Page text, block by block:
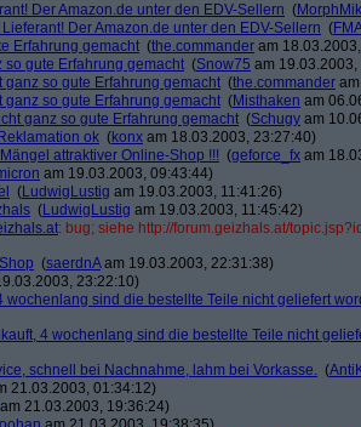
Der Amazon.de unter den EDV-Sellern (
Der Amazon.de unter den EDV-Sellern (
Erfahrung gemacht (the.commander am
so gute Erfahrung gemacht (Snow75 am
ganz so gute Erfahrung gemacht (the.commander
ganz so gute Erfahrung gemacht (Misthaken am
ganz so gute Erfahrung gemacht (Schugy am
ok (konx am 18.03.2003, 23:27:40)
attraktiver Online-Shop !!! (geforce_fx am
am 19.03.2003, 09:43:44)
(LudwigLustig am 19.03.2003, 11:41:26)
(LudwigLustig am 19.03.2003, 11:45:42)
: bug; siehe http://forum.geizhals.at/
(saerdnAam 19.03.2003, 22:31:38)
23:22:10)
wochenlang sind die bestellte Teile nicht geliefert
4 wochenlang sind die bestellte Teile nicht
schnell bei Nachnahme, lahm bei Vorkasse. (
21.03.2003, 01:34:12)
am 21.03.2003, 19:36:24)